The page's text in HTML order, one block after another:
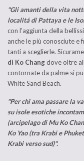
"Gli amanti della vita
localitá di Pattaya e le
con l’aggiunta della
anche le più conosciute e
tanti a sceglierle.
di Ko Changdove oltre
contornate da palme si
White Sand Beach.
"Per chi ama passare la
su isole esotiche
(arcipelago di Mu Ko
Ko Yao (tra Krabi e
Krabi verso sud)".